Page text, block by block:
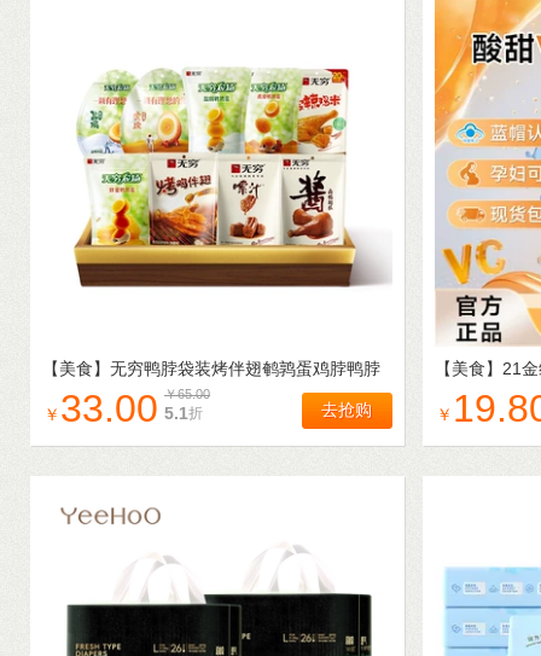
【美食】 无穷鸭脖袋装烤伴翅鹌鹑蛋鸡脖鸭脖
鸡米卤蛋 多款任选装零食小吃
￥ 33.00 ￥65.00
5.1折 去抢购
【美食】 21
C片60粒 VC
￥